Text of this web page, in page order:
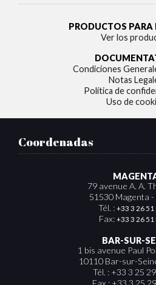
PRODUCTOS PARA
Ver los
Condiciones
Notas
Política de
Uso de
Coordenadas
79 avenue A. A.
51530 Magenta
Tél. : +33 3 26 51
Fax: +33 3 26 51
BAR-SUR-
1 bis avenue Paul
10110 Bar-sur-
Tél. : +33 3 25
Fax : +33 3 25